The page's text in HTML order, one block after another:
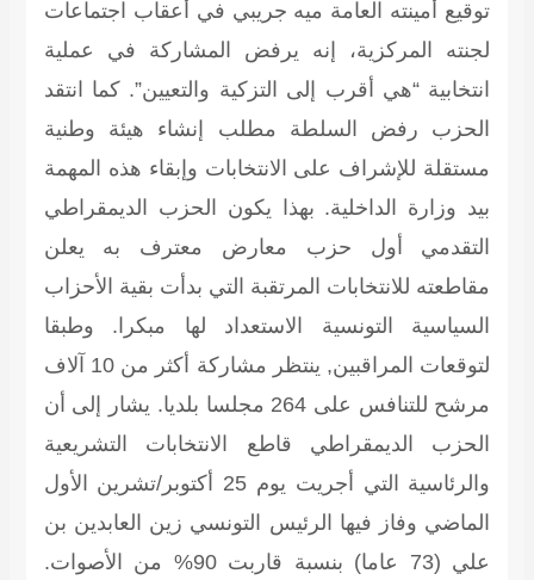
توقيع أمينته العامة ميه جريبي في أعقاب اجتماعات
لجنته المركزية، إنه يرفض المشاركة في عملية
انتخابية “هي أقرب إلى التزكية والتعيين”. كما انتقد
الحزب رفض السلطة مطلب إنشاء هيئة وطنية
مستقلة للإشراف على الانتخابات وإبقاء هذه المهمة
بيد وزارة الداخلية. بهذا يكون الحزب الديمقراطي
التقدمي أول حزب معارض معترف به يعلن
مقاطعته للانتخابات المرتقبة التي بدأت بقية الأحزاب
السياسية التونسية الاستعداد لها مبكرا. وطبقا
لتوقعات المراقبين, ينتظر مشاركة أكثر من 10 آلاف
مرشح للتنافس على 264 مجلسا بلديا. يشار إلى أن
الحزب الديمقراطي قاطع الانتخابات التشريعية
والرئاسية التي أجريت يوم 25 أكتوبر/تشرين الأول
الماضي وفاز فيها الرئيس التونسي زين العابدين بن
علي (73 عاما) بنسبة قاربت 90% من الأصوات.